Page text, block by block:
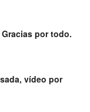
por todo.
vídeo por